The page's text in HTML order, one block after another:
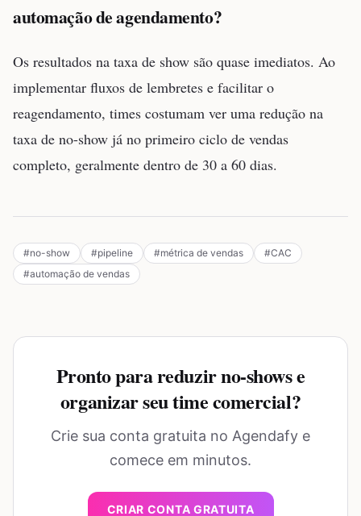
automação de agendamento?
Os resultados na taxa de show são quase imediatos. Ao
implementar fluxos de lembretes e facilitar o
reagendamento, times costumam ver uma redução na
taxa de no-show já no primeiro ciclo de vendas
completo, geralmente dentro de 30 a 60 dias.
#no-show #pipeline #métrica de vendas #CAC
#automação de vendas
Pronto para reduzir no-shows e
organizar seu time comercial?
Crie sua conta gratuita no Agendafy e
comece em minutos.
CRIAR CONTA GRATUITA